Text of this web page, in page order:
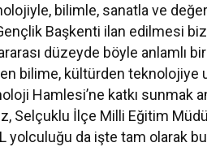
bilimle, sanatla ve
Başkenti ilan edilmesi
düzeyde böyle anlamlı
bilime, kültürden teknolojiye
Hamlesi’ne katkı sunmak
Selçuklu İlçe Milli Eğitim
yolculuğu da işte tam olarak